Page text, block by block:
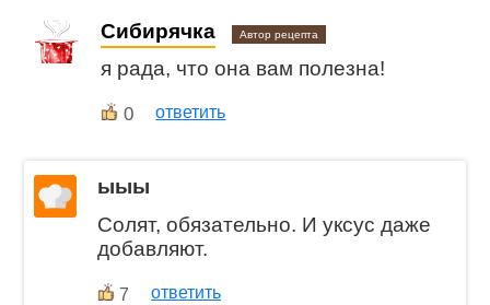
Сибирячка Автор рецепта
я рада, что она вам полезна!
0 ответить
ыыы
Солят, обязательно. И уксус даже
добавляют.
7 ответить